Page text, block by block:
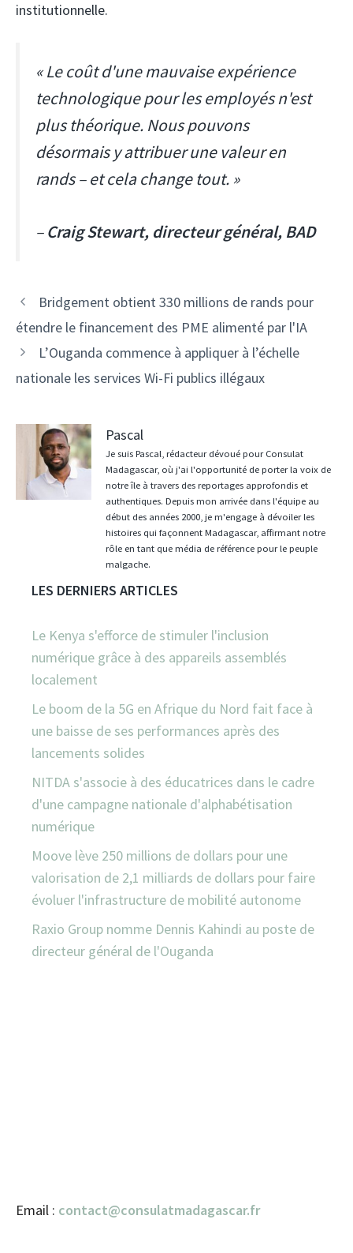
institutionnelle.
« Le coût d'une mauvaise expérience
technologique pour les employés n'est
plus théorique. Nous pouvons
désormais y attribuer une valeur en
rands – et cela change tout. »
–Craig Stewart, directeur général, BAD
Navigation
des
Bridgement obtient 330 millions de rands pour
étendre le financement des PME alimenté par l'IA
L’Ouganda commence à appliquer à l’échelle
nationale les services Wi-Fi publics illégaux
Pascal
Je suis Pascal, rédacteur dévoué pour Consulat
Madagascar, où j'ai l'opportunité de porter la voix de
notre île à travers des reportages approfondis et
authentiques. Depuis mon arrivée dans l'équipe au
début des années 2000, je m'engage à dévoiler les
histoires qui façonnent Madagascar, affirmant notre
rôle en tant que média de référence pour le peuple
malgache.
LES DERNIERS ARTICLES
Le Kenya s'efforce de stimuler l'inclusion
numérique grâce à des appareils assemblés
localement
Le boom de la 5G en Afrique du Nord fait face à
une baisse de ses performances après des
lancements solides
NITDA s'associe à des éducatrices dans le cadre
d'une campagne nationale d'alphabétisation
numérique
Moove lève 250 millions de dollars pour une
valorisation de 2,1 milliards de dollars pour faire
évoluer l'infrastructure de mobilité autonome
Raxio Group nomme Dennis Kahindi au poste de
directeur général de l'Ouganda
Email : contact@consulatmadagascar.fr